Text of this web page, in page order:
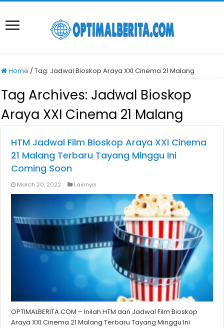
Home /Tag: Jadwal Bioskop Araya XXI Cinema 21 Malang
Tag Archives: Jadwal Bioskop
Araya XXI Cinema 21 Malang
HTM Jadwal Film Bioskop Araya XXI Cinema
21 Malang Terbaru Tayang Minggu Ini
Coming Soon
March 20, 2022 Lainnya
OPTIMALBERITA.COM – Inilah HTM dan Jadwal Film Bioskop
Araya XXI Cinema 21 Malang Terbaru Tayang Minggu Ini